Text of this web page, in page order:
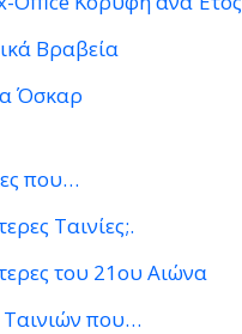
Βραβεία
Όσκαρ
που…
Ταινίες;.
του 21ου Αιώνα
Ταινιών που…